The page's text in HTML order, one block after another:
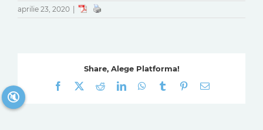
aprilie 23, 2020
Share, Alege Platforma!
Facebook
RedditLinkedInWhatsApp
Tumblr Pinterest
E-
🔇